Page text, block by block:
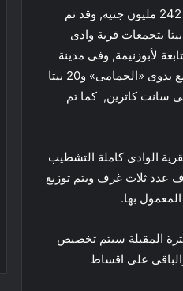
كما أشار فودة إلى أن إجمالى عدد البيوت البدوية التى أقيمت بلغ 630 بيتا بتكلفة تجاوزت 242 مليون جنيه, وقد تم
الانتهاء من تنفيذ 420 بيتا بدويا منها 30 بيتا بمنطقة «عين سدر» فى مدينة رأس سدر و30 بيتا بتجمعات قرية وادى
وسهب» و30 بيتا بمنطقة «وادى تال» و30 بمنطقة «الكيلو 9» التابعة لأبوزنيمة, وفى مدينة
سانت كاترين تم الانتهاء من إنشاء 30 بيتا بدويا بتجمعات «السلام والطرفة» و10 بيوت بتجمع بدوى «الحمامى» و20 بيتا
ووادى غربة « فى سانت كاترين, كما تم
مدينة طور سيناء: تم الانتهاء من انشاء 60 بيتا بدويا بقرية الوادى كاملة التشطيب
عدد ثلاث غرف ويتم توزيع
بها.
المقبلة سيتم تخصيص
10% من قيمتها مقدما والباقى على اقساط